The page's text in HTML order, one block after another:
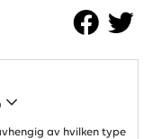
av hvilken type